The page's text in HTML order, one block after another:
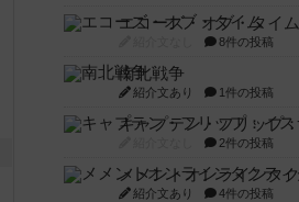
エコーズ・オブ・タイム
8件の投稿
南北戦争
紹介文あり 1件の投稿
2件の投稿
紹介文あり 4件の投稿